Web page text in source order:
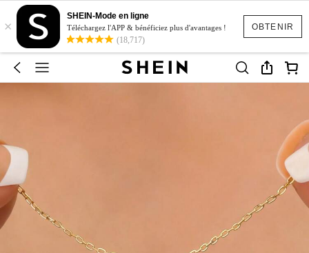
OBTENIR
×
SHEIN-Mode en ligne
Téléchargez l'APP & bénéficiez plus d'avantages !
(18,717)